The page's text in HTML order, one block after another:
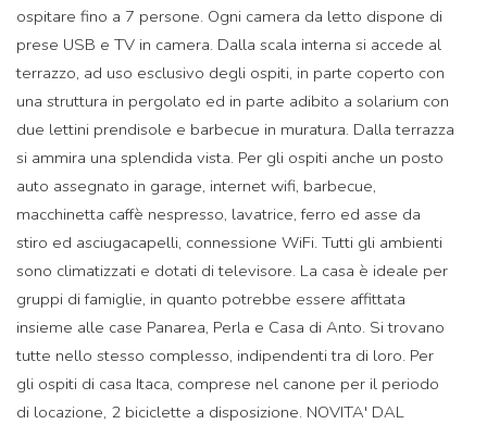
ospitare fino a 7 persone. Ogni camera da letto dispone di
prese USB e TV in camera. Dalla scala interna si accede al
terrazzo, ad uso esclusivo degli ospiti, in parte coperto con
una struttura in pergolato ed in parte adibito a solarium con
due lettini prendisole e barbecue in muratura. Dalla terrazza
si ammira una splendida vista. Per gli ospiti anche un posto
auto assegnato in garage, internet wifi, barbecue,
macchinetta caffè nespresso, lavatrice, ferro ed asse da
stiro ed asciugacapelli, connessione WiFi. Tutti gli ambienti
sono climatizzati e dotati di televisore. La casa è ideale per
gruppi di famiglie, in quanto potrebbe essere affittata
insieme alle case Panarea, Perla e Casa di Anto. Si trovano
tutte nello stesso complesso, indipendenti tra di loro. Per
gli ospiti di casa Itaca, comprese nel canone per il periodo
di locazione, 2 biciclette a disposizione. NOVITA' DAL